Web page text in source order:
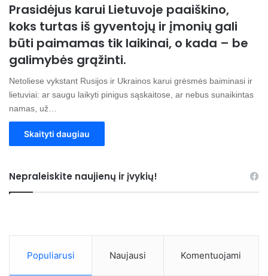
Prasidėjus karui Lietuvoje paaiškino,
koks turtas iš gyventojų ir įmonių gali
būti paimamas tik laikinai, o kada – be
galimybės grąžinti.
Netoliese vykstant Rusijos ir Ukrainos karui grėsmės baiminasi ir
lietuviai: ar saugu laikyti pinigus sąskaitose, ar nebus sunaikintas
namas, už…
Skaityti daugiau
Nepraleiskite naujienų ir įvykių!
Populiarusi Naujausi Komentuojami